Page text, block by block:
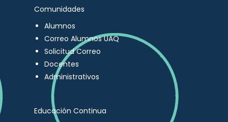
Comunidades
Alumnos
Correo Alumnos UAQ
Solicitud Correo
Docentes
Administrativos
Educación Continua